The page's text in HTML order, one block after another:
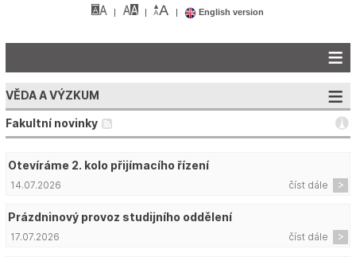
English version
VĚDA A VÝZKUM
Fakultní novinky
Otevíráme 2. kolo přijímacího řízení
číst dále
14.07.2026
Prázdninový provoz studijního oddělení
číst dále
17.07.2026